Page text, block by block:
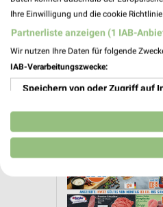
Ihre Einwilligung und die cookie
Partnerliste anzeigen (1 IAB-
Wir nutzen Ihre Daten für folgende
IAB-Verarbeitungszwecke:
Speichern von oder Zugriff auf
Verwendung reduzierter Daten
Erstellung von Profilen für
Erstellung von Profilen zur